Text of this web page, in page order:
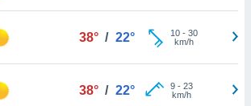
38° / 22° 10- 30
km/h
38° / 22° 9- 23
km/h